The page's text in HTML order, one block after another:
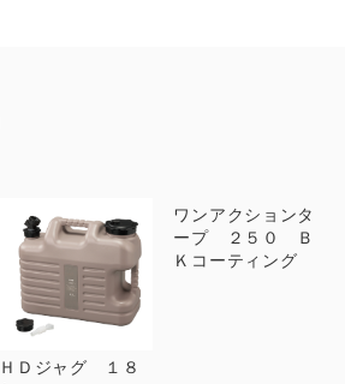
ＨＤジャグ １８
ワンアクションタ
ープ ２５０ Ｂ
Ｋコーティング